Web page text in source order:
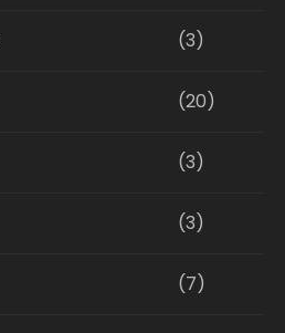
(3)
(20)
(3)
(3)
(7)